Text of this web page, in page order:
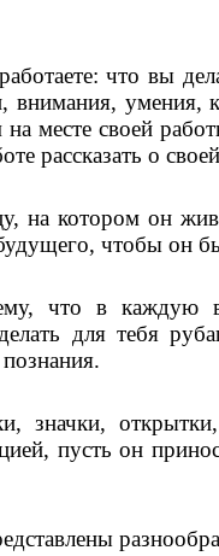
что вы
внимания,
месте своей
рассказать о
на котором он
чтобы он
что в
для тебя
значки,
пусть он